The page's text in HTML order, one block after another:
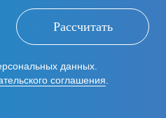
Рассчитать
данных.
соглашения